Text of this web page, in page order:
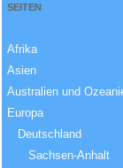
SEITEN
Afrika
Asien
Australien und
Europa
Deutschland
Sachsen-Anhalt